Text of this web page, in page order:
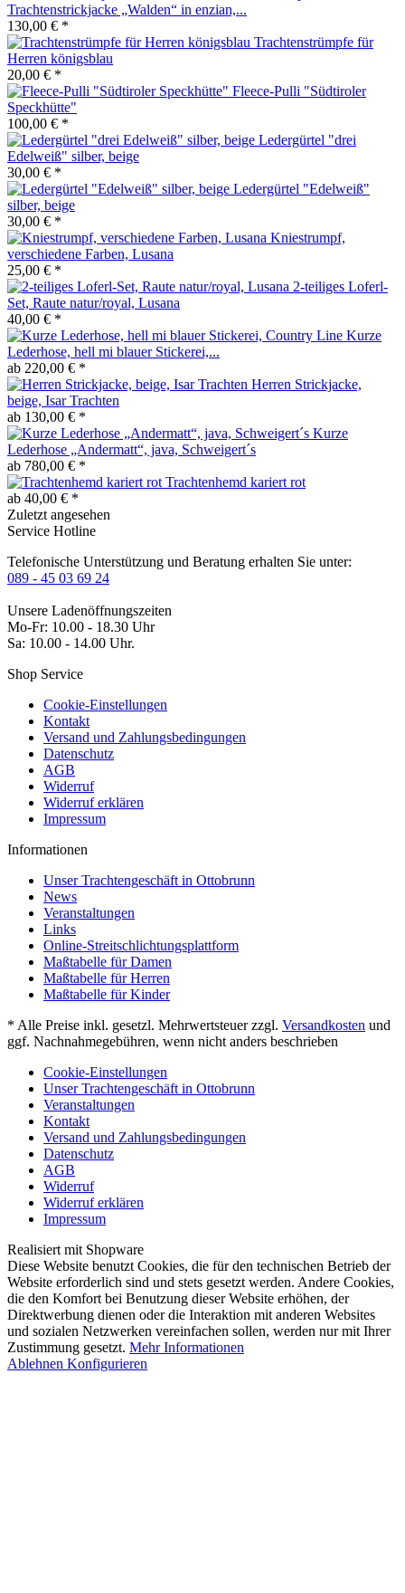
Trachtenstrickjacke „Walden“ in enzian,...
130,00 € *
Trachtenstrümpfe für
Herren königsblau
20,00 € *
Fleece-Pulli "Südtiroler
Speckhütte"
100,00 € *
Ledergürtel "drei
Edelweiß" silber, beige
30,00 € *
Ledergürtel "Edelweiß"
silber, beige
30,00 € *
Kniestrumpf,
verschiedene Farben, Lusana
25,00 € *
2-teiliges Loferl-
Set, Raute natur/royal, Lusana
40,00 € *
Kurze
Lederhose, hell mi blauer Stickerei,...
ab 220,00 € *
Herren Strickjacke,
beige, Isar Trachten
ab 130,00 € *
Kurze
Lederhose „Andermatt“, java, Schweigert´s
ab 780,00 € *
Trachtenhemd kariert rot
ab 40,00 € *
Zuletzt angesehen
Service Hotline
Telefonische Unterstützung und Beratung erhalten Sie unter:
089 - 45 03 69 24
Unsere Ladenöffnungszeiten
Mo-Fr: 10.00 - 18.30 Uhr
Sa: 10.00 - 14.00 Uhr.
Shop Service
Cookie-Einstellungen
Kontakt
Versand und Zahlungsbedingungen
Datenschutz
AGB
Widerruf
Widerruf erklären
Impressum
Informationen
Unser Trachtengeschäft in Ottobrunn
News
Veranstaltungen
Links
Online-Streitschlichtungsplattform
Maßtabelle für Damen
Maßtabelle für Herren
Maßtabelle für Kinder
* Alle Preise inkl. gesetzl. Mehrwertsteuer zzgl. Versandkosten und
ggf. Nachnahmegebühren, wenn nicht anders beschrieben
Cookie-Einstellungen
Unser Trachtengeschäft in Ottobrunn
Veranstaltungen
Kontakt
Versand und Zahlungsbedingungen
Datenschutz
AGB
Widerruf
Widerruf erklären
Impressum
Realisiert mit Shopware
Diese Website benutzt Cookies, die für den technischen Betrieb der
Website erforderlich sind und stets gesetzt werden. Andere Cookies,
die den Komfort bei Benutzung dieser Website erhöhen, der
Direktwerbung dienen oder die Interaktion mit anderen Websites
und sozialen Netzwerken vereinfachen sollen, werden nur mit Ihrer
Zustimmung gesetzt. Mehr Informationen
Ablehnen Konfigurieren